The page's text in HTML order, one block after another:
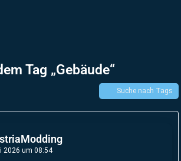
Tag „Gebäude“
Suche nach Tags
2026 um 08:54